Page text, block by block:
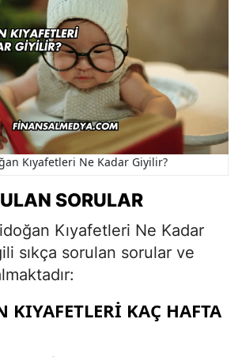
Kıyafetleri Ne Kadar Giyilir?
SORULAR
Kıyafetleri Ne Kadar
sıkça sorulan sorular ve
KIYAFETLERI KAÇ HAFTA